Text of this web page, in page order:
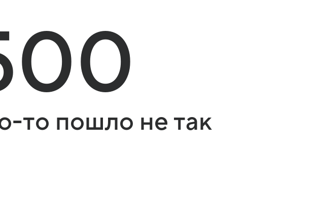
то пошло не так